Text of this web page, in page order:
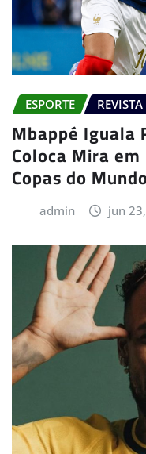
ESPORTE
Mbappé Iguala
Coloca Mira
Copas do
admin jun